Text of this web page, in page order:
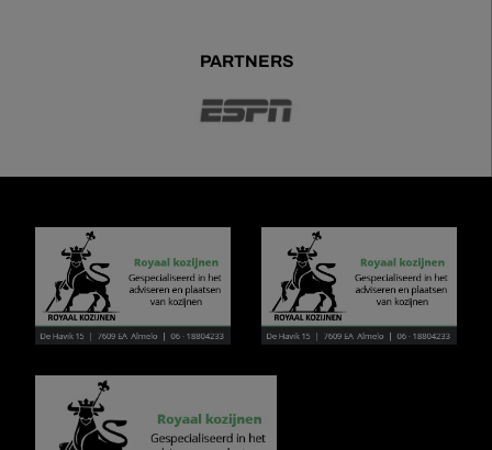
PARTNERS